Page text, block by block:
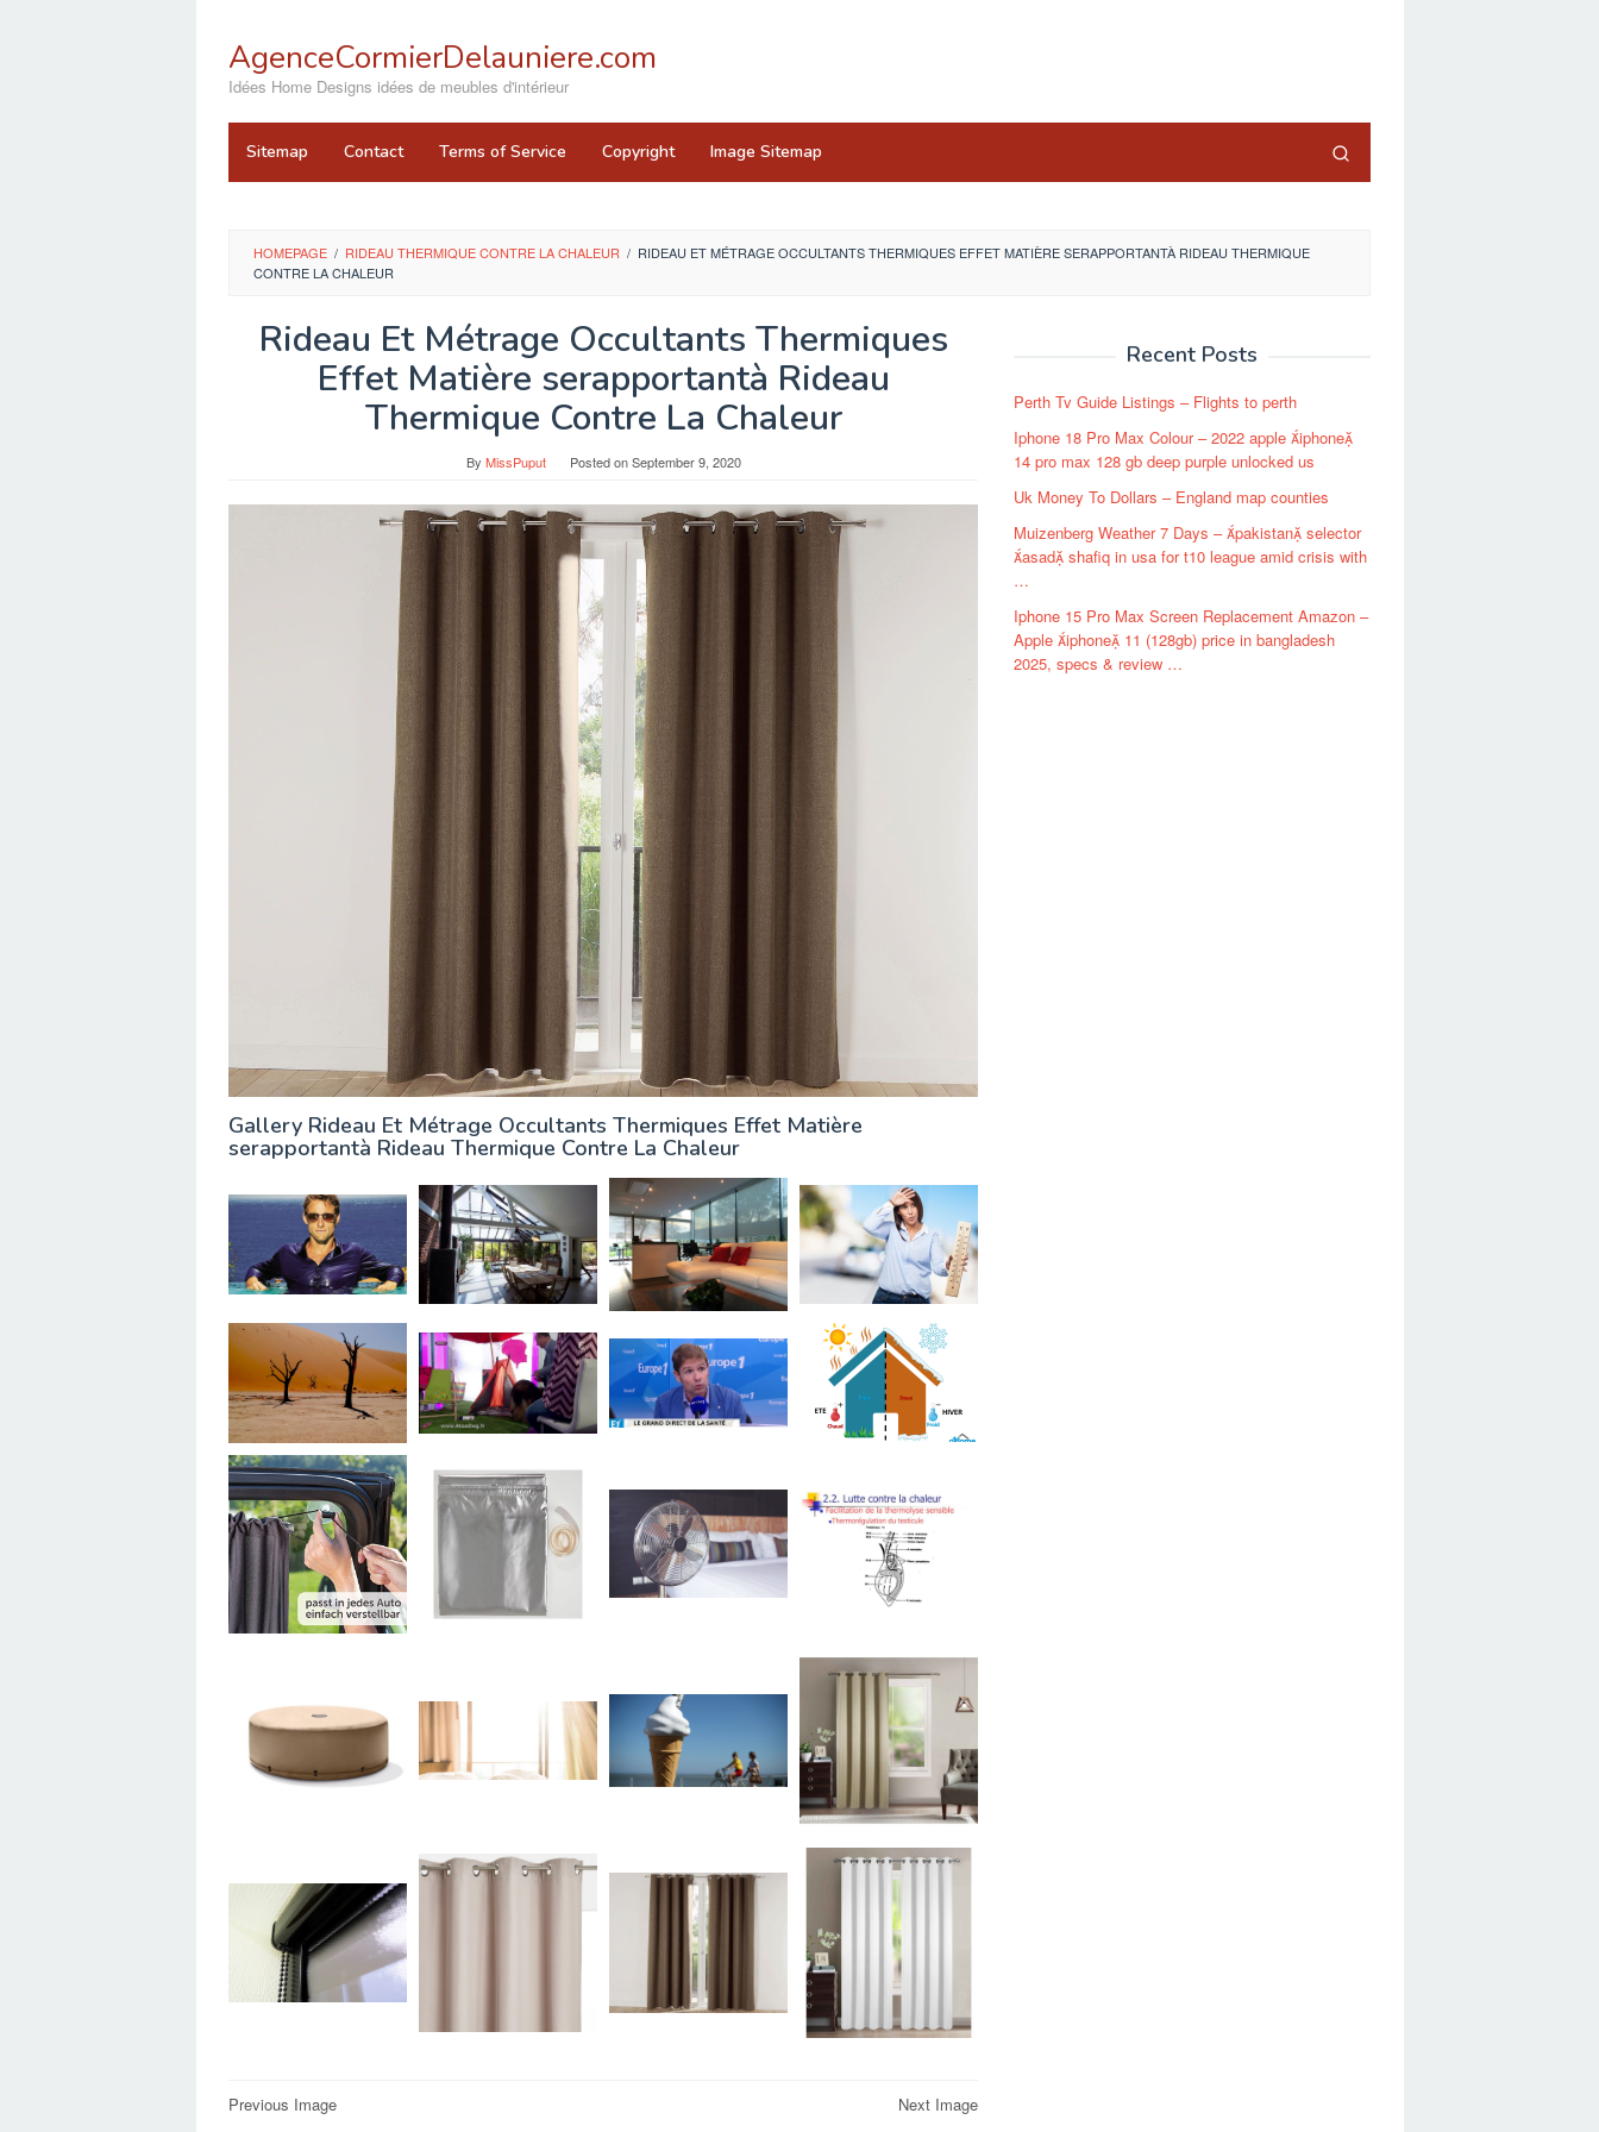
contentAgenceCormierDelauniere.com
Idées Home Designs idées de meubles d'intérieur
Sitemap Contact Terms of Service Copyright Image Sitemap
HOMEPAGE / RIDEAU THERMIQUE CONTRE LA CHALEUR / RIDEAU ET MÉTRAGE OCCULTANTS THERMIQUES EFFET MATIÈRE SERAPPORTANTÀ RIDEAU THERMIQUE
CONTRE LA CHALEUR
Rideau Et Métrage Occultants Thermiques
Effet Matière serapportantà Rideau
Thermique Contre La Chaleur
By MissPuput Posted onSeptember 9, 2020
Gallery Rideau Et Métrage Occultants Thermiques Effet Matière
serapportantà Rideau Thermique Contre La Chaleur
Post
Previous Image Next Image
Recent Posts
Perth Tv Guide Listings – Flights to perth
Iphone 18 Pro Max Colour – 2022 apple iphone
14 pro max 128 gb deep purple unlocked us
Uk Money To Dollars – England map counties
Muizenberg Weather 7 Days – pakistan selector
asad shafiq in usa for t10 league amid crisis with
…
Iphone 15 Pro Max Screen Replacement Amazon –
Apple iphone 11 (128gb) price in bangladesh
2025, specs & review …